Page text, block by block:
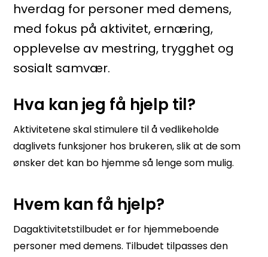
hverdag for personer med demens,
med fokus på aktivitet, ernæring,
opplevelse av mestring, trygghet og
sosialt samvær.
Hva kan jeg få hjelp til?
Aktivitetene skal stimulere til å vedlikeholde
daglivets funksjoner hos brukeren, slik at de som
ønsker det kan bo hjemme så lenge som mulig.
Hvem kan få hjelp?
Dagaktivitetstilbudet er for hjemmeboende
personer med demens. Tilbudet tilpasses den